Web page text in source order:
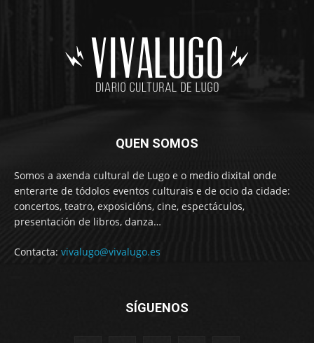
QUEN SOMOS
Somos a axenda cultural de Lugo e o medio dixital onde
enterarte de tódolos eventos culturais e de ocio da cidade:
concertos, teatro, exposicións, cine, espectáculos,
presentación de libros, danza…
Contacta: vivalugo@vivalugo.es
SÍGUENOS